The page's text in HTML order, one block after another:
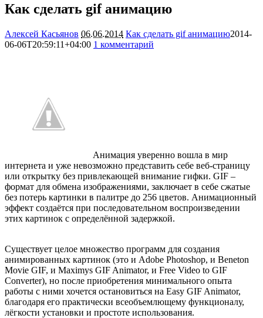
Как сделать gif анимацию
Алексей Касьянов 06.06.2014 Как сделать gif анимацию2014-
06-06T20:59:11+04:00 1 комментарий
Анимация уверенно вошла в мир
интернета и уже невозможно представить себе веб-страницу
или открытку без привлекающей внимание гифки. GIF –
формат для обмена изображениями, заключает в себе сжатые
без потерь картинки в палитре до 256 цветов. Анимационный
эффект создаётся при последовательном воспроизведении
этих картинок с определённой задержкой.
Существует целое множество программ для создания
анимированных картинок (это и Adobe Photoshop, и Beneton
Movie GIF, и Maximys GIF Animator, и Free Video to GIF
Converter), но после приобретения минимального опыта
работы с ними хочется остановиться на Easy GIF Animator,
благодаря его практически всеобъемлющему функционалу,
лёгкости установки и простоте использования.